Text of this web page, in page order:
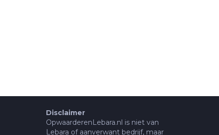
Disclaimer
OpwaarderenLebara.nl is niet van
Lebara of aanverwant bedrijf, maar